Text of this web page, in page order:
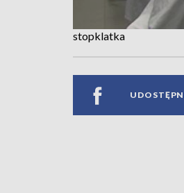
stopklatka